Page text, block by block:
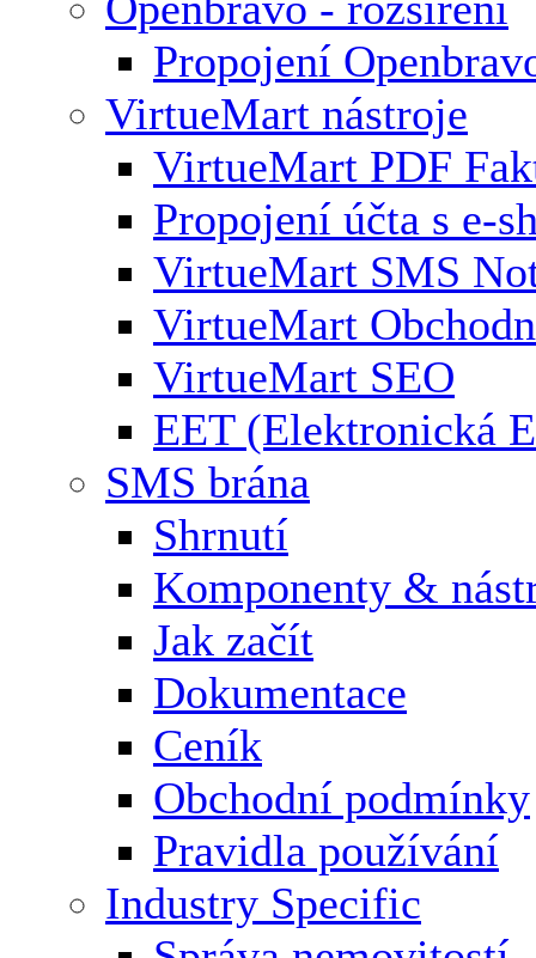
Propojení
VirtueMart nástroje
VirtueMart PDF
Propojení účta s e-
VirtueMart SMS
VirtueMart
VirtueMart SEO
EET (Elektronická
SMS brána
Shrnutí
Komponenty &
Jak začít
Dokumentace
Ceník
Obchodní podmínky
Pravidla používání
Industry Specific